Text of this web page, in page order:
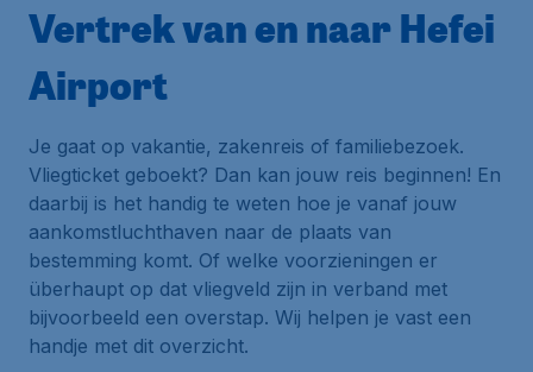
Vertrek van en naar Hefei
Airport
Je gaat op vakantie, zakenreis of familiebezoek.
Vliegticket geboekt? Dan kan jouw reis beginnen! En
daarbij is het handig te weten hoe je vanaf jouw
aankomstluchthaven naar de plaats van
bestemming komt. Of welke voorzieningen er
überhaupt op dat vliegveld zijn in verband met
bijvoorbeeld een overstap. Wij helpen je vast een
handje met dit overzicht.